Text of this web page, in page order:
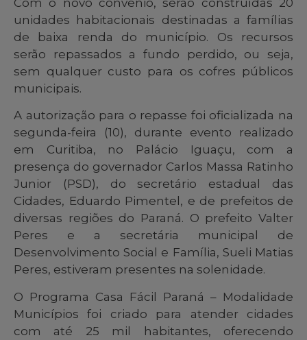
Com o novo convênio, serão construídas 20
unidades habitacionais destinadas a famílias
de baixa renda do município. Os recursos
serão repassados a fundo perdido, ou seja,
sem qualquer custo para os cofres públicos
municipais.
A autorização para o repasse foi oficializada na
segunda-feira (10), durante evento realizado
em Curitiba, no Palácio Iguaçu, com a
presença do governador Carlos Massa Ratinho
Junior (PSD), do secretário estadual das
Cidades, Eduardo Pimentel, e de prefeitos de
diversas regiões do Paraná. O prefeito Valter
Peres e a secretária municipal de
Desenvolvimento Social e Família, Sueli Matias
Peres, estiveram presentes na solenidade.
O Programa Casa Fácil Paraná – Modalidade
Municípios foi criado para atender cidades
com até 25 mil habitantes, oferecendo